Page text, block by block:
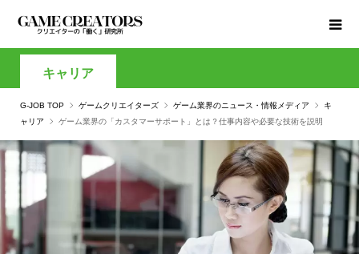
キャリア
G-JOB TOP ゲームクリエイターズ ゲーム業界のニュース・情報メディア
キ
ャリア
ゲーム業界の「カスタマーサポート」とは？仕事内容や必要な技術を説明